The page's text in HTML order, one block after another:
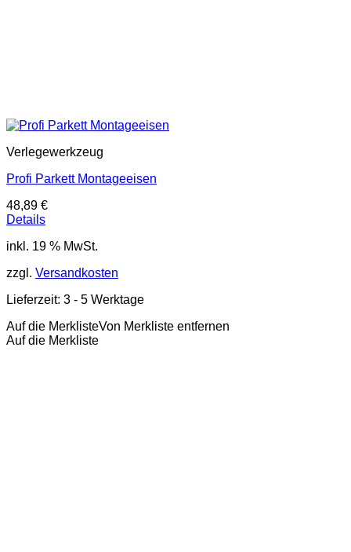
Verlegewerkzeug
Profi Parkett Montageeisen
48,89 €
Details
inkl. 19 % MwSt.
zzgl. Versandkosten
Lieferzeit: 3 - 5 Werktage
Auf die MerklisteVon Merkliste entfernen
Auf die Merkliste